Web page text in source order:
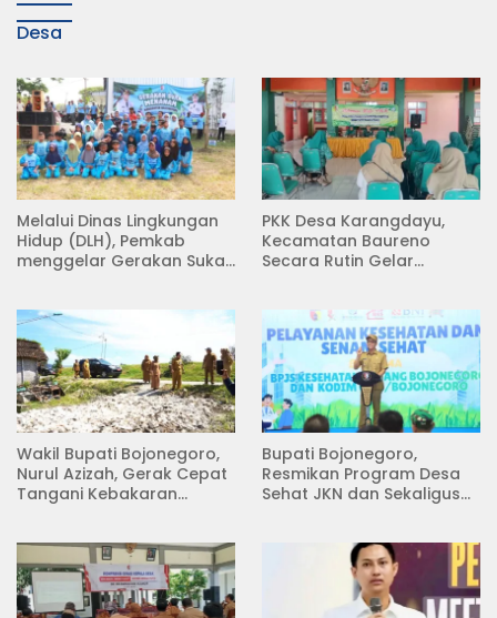
Desa
Melalui Dinas Lingkungan
Hidup (DLH), Pemkab
menggelar Gerakan Suka
PKK Desa Karangdayu,
Kecamatan Baureno
Secara Rutin Gelar
Wakil Bupati Bojonegoro,
Nurul Azizah, Gerak Cepat
Tangani Kebakaran
Bupati Bojonegoro,
Resmikan Program Desa
Sehat JKN dan Sekaligus